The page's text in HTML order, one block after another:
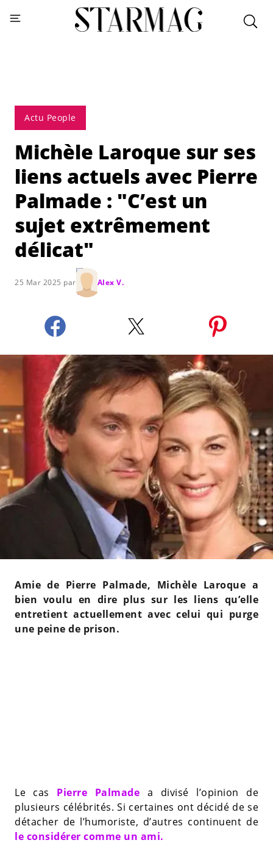
Actu People
Michèle Laroque sur ses
liens actuels avec Pierre
Palmade : "C’est un
sujet extrêmement
délicat"
25 Mar 2025 par Alex V.
Amie de Pierre Palmade, Michèle Laroque a
bien voulu en dire plus sur les liens qu’elle
entretient actuellement avec celui qui purge
une peine de prison.
Le cas Pierre Palmade a divisé l’opinion de
plusieurs célébrités. Si certaines ont décidé de se
détacher de l’humoriste, d’autres continuent de
le considérer comme un ami.